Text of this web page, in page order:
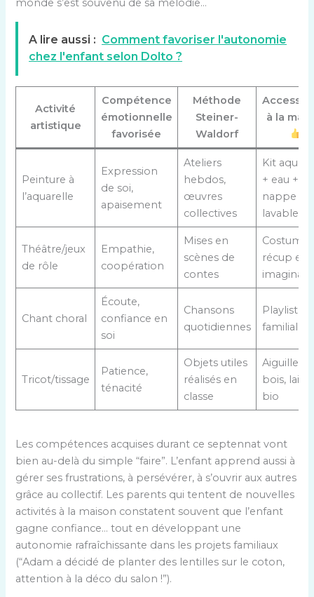
monde s’est souvenu de sa mélodie…
A lire aussi : Comment favoriser l'autonomie
chez l'enfant selon Dolto ?
Activité
artistique
Compétence
émotionnelle
favorisée
Méthode
Steiner-
Waldorf
à la
Peinture à
l’aquarelle
Expression
de soi,
apaisement
Ateliers
hebdos,
œuvres
collectives
Kit
+ eau +
nappe
lavable
Théâtre/jeux
de rôle
Empathie,
coopération
Mises en
scènes de
contes
Costumes
récup et
Chant choral
Écoute,
confiance en
soi
Chansons
quotidiennes
Playlist
familiale
Tricot/tissage
Patience,
ténacité
Objets utiles
réalisés en
classe
Aiguilles
bois, laine
bio
Les compétences acquises durant ce septennat vont
bien au-delà du simple “faire”. L’enfant apprend aussi à
gérer ses frustrations, à persévérer, à s’ouvrir aux autres
grâce au collectif. Les parents qui tentent de nouvelles
activités à la maison constatent souvent que l’enfant
gagne confiance… tout en développant une
autonomie rafraîchissante dans les projets familiaux
(“Adam a décidé de planter des lentilles sur le coton,
attention à la déco du salon !”).